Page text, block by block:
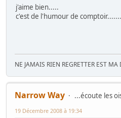
j'aime bien.....
c'est de l'humour de
NE JAMAIS RIEN REGRETTER EST MA
Narrow Way
...écoute les
19 Décembre 2008 à 19:34